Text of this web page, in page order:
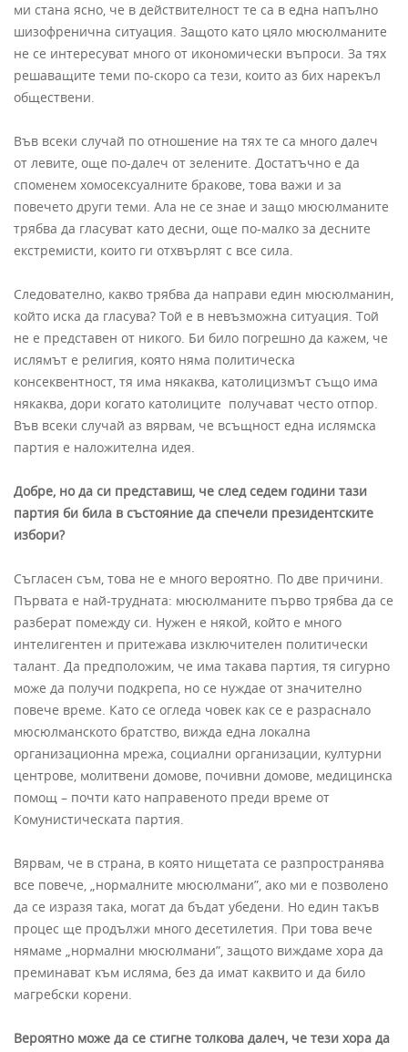
ми стана ясно, че в действителност те са в една напълно
шизофренична ситуация. Защото като цяло мюсюлманите
не се интересуват много от икономически въпроси. За тях
решаващите теми по-скоро са тези, които аз бих нарекъл
обществени.
Във всеки случай по отношение на тях те са много далеч
от левите, още по-далеч от зелените. Достатъчно е да
споменем хомосексуалните бракове, това важи и за
повечето други теми. Ала не се знае и защо мюсюлманите
трябва да гласуват като десни, още по-малко за десните
екстремисти, които ги отхвърлят с все сила.
Следователно, какво трябва да направи един мюсюлманин,
който иска да гласува? Той е в невъзможна ситуация. Той
не е представен от никого. Би било погрешно да кажем, че
ислямът е религия, която няма политическа
консеквентност, тя има някаква, католицизмът също има
някаква, дори когато католиците получават често отпор.
Във всеки случай аз вярвам, че всъщност една ислямска
партия е наложителна идея.
Добре, но да си представиш, че след седем години тази
партия би била в състояние да спечели президентските
избори?
Съгласен съм, това не е много вероятно. По две причини.
Първата е най-трудната: мюсюлманите първо трябва да се
разберат помежду си. Нужен е някой, който е много
интелигентен и притежава изключителен политически
талант. Да предположим, че има такава партия, тя сигурно
може да получи подкрепа, но се нуждае от значително
повече време. Като се огледа човек как се е разраснало
мюсюлманското братство, вижда една локална
организационна мрежа, социални организации, културни
центрове, молитвени домове, почивни домове, медицинска
помощ – почти като направеното преди време от
Комунистическата партия.
Вярвам, че в страна, в която нищетата се разпространява
все повече, „нормалните мюсюлмани”, ако ми е позволено
да се изразя така, могат да бъдат убедени. Но един такъв
процес ще продължи много десетилетия. При това вече
нямаме „нормални мюсюлмани”, защото виждаме хора да
преминават към исляма, без да имат каквито и да било
магребски корени.
Вероятно може да се стигне толкова далеч, че тези хора да